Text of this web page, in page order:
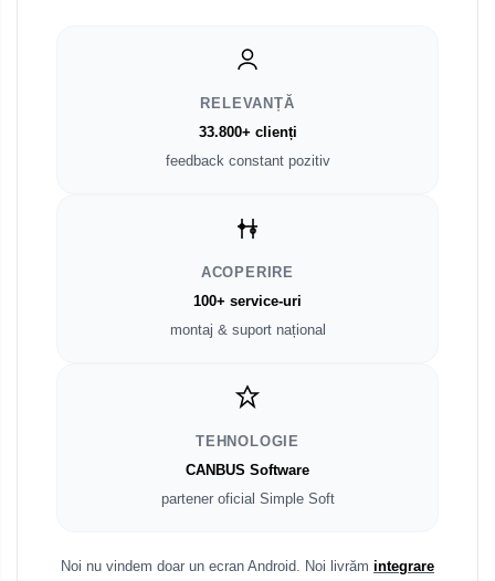
RELEVANȚĂ
33.800+ clienți
feedback constant pozitiv
ACOPERIRE
100+ service-uri
montaj & suport național
TEHNOLOGIE
CANBUS Software
partener oficial Simple Soft
Noi nu vindem doar un ecran Android. Noi livrăm integrare